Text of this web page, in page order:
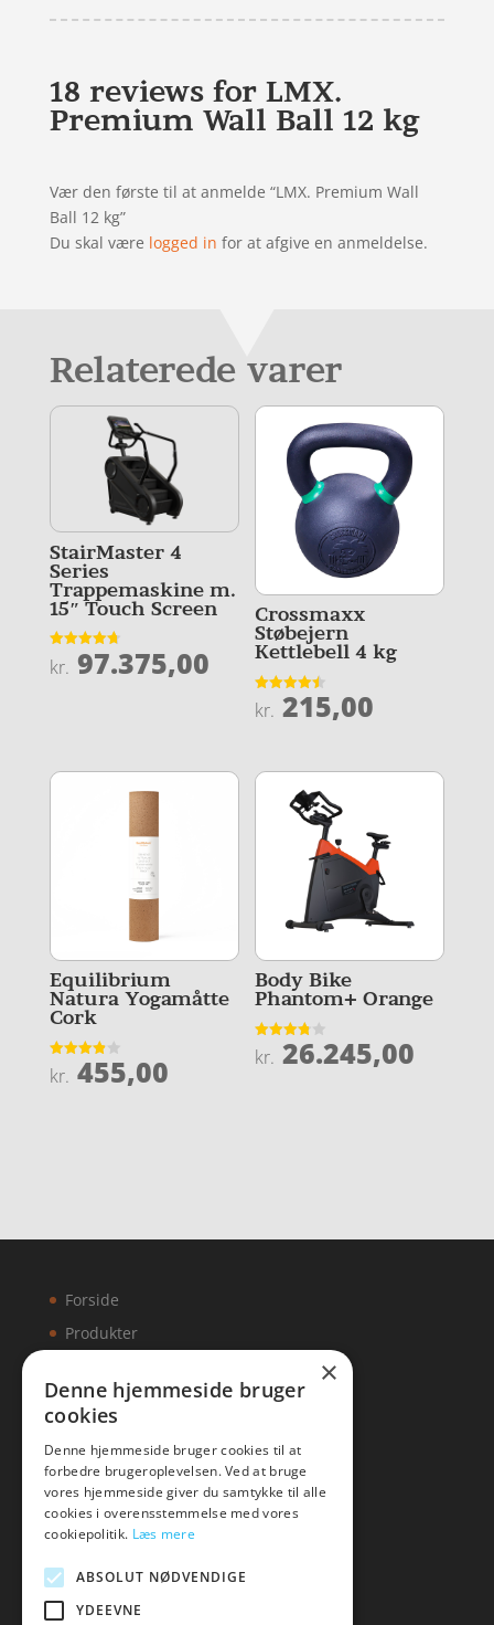
18 reviews for LMX.
Premium Wall Ball 12 kg
Vær den første til at anmelde “LMX. Premium Wall
Ball 12 kg”
Du skal være logged in for at afgive en anmeldelse.
Relaterede varer
StairMaster 4
Series
Trappemaskine m.
15″ Touch Screen
Vurderet
4.7
kr. 97.375,00
Crossmaxx
Støbejern
Kettlebell 4 kg
Vurderet
4.5
kr. 215,00
Equilibrium
Natura Yogamåtte
Cork
Vurderet
3.9
kr. 455,00
Body Bike
Phantom+ Orange
Vurderet
3.8
kr. 26.245,00
Forside
Produkter
Artikler
Malawigruppen
Mail:hej@malawigruppen.dk
×
Denne hjemmeside bruger
cookies
Denne hjemmeside bruger cookies til at
forbedre brugeroplevelsen. Ved at bruge
vores hjemmeside giver du samtykke til alle
cookies i overensstemmelse med vores
cookiepolitik. Læs mere
ABSOLUT NØDVENDIGE
YDEEVNE